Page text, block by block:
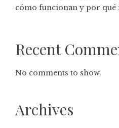
cómo funcionan y por
Recent
No comments to show.
Archives